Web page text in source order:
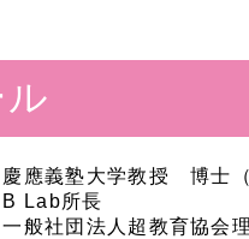
慶應義塾大学教授 博士
B Lab所長
一般社団法人超教育協会